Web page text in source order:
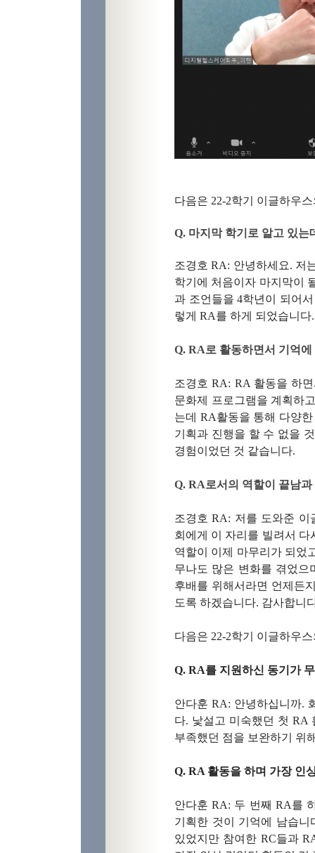
다음은 22-2학기 이글하우
Q. 마지막 학기로 알고 있는
조경호RA: 안녕하세요. 저
학기에 처음이자 마지막이
과 조언들을4학년이 되어
렇게 RA를 하게 되었습니다.
Q. RA 로 활동하면서 기억
조경호RA: RA 활동을 하
문화제 프로그램을 계획하
는데 RA활동을 통해 다양
기획과 진행을 할 수 없을
경험이었던 것 같습니다.
Q. RA 로서의 역할이 끝남
조경호RA: 저를 도와준 이
회에게 이 자리를 빌려서
역할이 이제 마무리가 되었
무나도 많은 변화를 겪었으
후배를 위해서라면 언제든
도록 하겠습니다. 감사합니
다음은 22-2학기 이글하우
Q. RA를 지원하신 동기가
안다훈 RA: 안녕하십니까.
다. 낯설고 미숙했던 첫 RA
부족했던 점을 보완하기 위
Q. RA 활동을 하며 가장 인
안다훈RA: 두 번째 RA를
기획한 것이 기억에 남습니
있었지만 참여한 RC들과